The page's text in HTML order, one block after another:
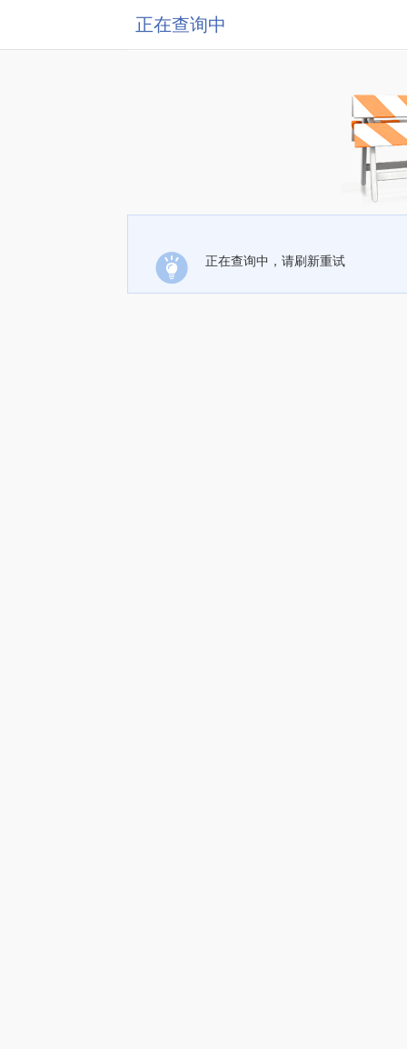
正在查询中
正在查询中，请刷新重试